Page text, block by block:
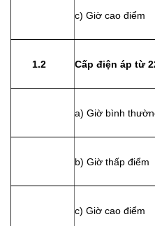
c) Giờ cao điểm
1.2 Cấp điện áp từ
a) Giờ bình
b) Giờ thấp điểm
c) Giờ cao điểm